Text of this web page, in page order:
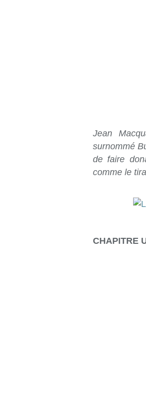
Jean
surnommé
de faire
comme le
CHAPITRE